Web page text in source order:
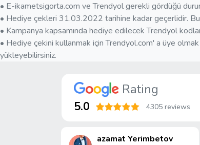
• E-ikametsigorta.com ve Trendyol gerekli gördüğü
• Hediye çekleri 31.03.2022 tarihine kadar geçerlidir. Bu
• Kampanya kapsamında hediye edilecek Trendyol
• Hediye çekini kullanmak için Trendyol.com' a üye
yükleyebilirsiniz.
Rating
5.0 4305 reviews
azamat Yerimbetov